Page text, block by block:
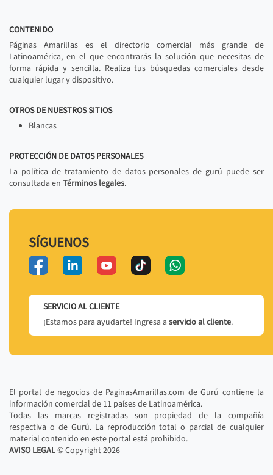
CONTENIDO
Páginas Amarillas es el directorio comercial más grande de
Latinoamérica, en el que encontrarás la solución que necesitas de
forma rápida y sencilla. Realiza tus búsquedas comerciales desde
cualquier lugar y dispositivo.
OTROS DE NUESTROS SITIOS
Blancas
PROTECCIÓN DE DATOS PERSONALES
La política de tratamiento de datos personales de gurú puede ser
consultada en Términos legales.
SÍGUENOS
SERVICIO AL CLIENTE
¡Estamos para ayudarte! Ingresa a servicio al cliente.
El portal de negocios de PaginasAmarillas.com de Gurú contiene la
información comercial de 11 países de Latinoamérica.
Todas las marcas registradas son propiedad de la compañía
respectiva o de Gurú. La reproducción total o parcial de cualquier
material contenido en este portal está prohibido.
AVISO LEGAL© Copyright2026